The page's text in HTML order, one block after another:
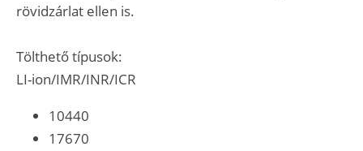
rövidzárlat ellen is.
Tölthető típusok:
LI-ion/IMR/INR/ICR
10440
17670